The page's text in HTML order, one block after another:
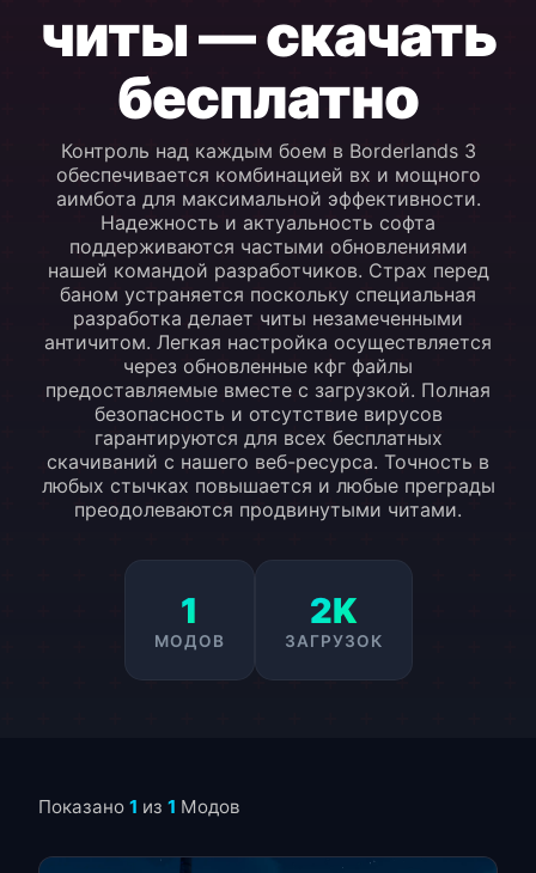
читы — скачать
бесплатно
Контроль над каждым боем в Borderlands 3
обеспечивается комбинацией вх и мощного
аимбота для максимальной эффективности.
Надежность и актуальность софта
поддерживаются частыми обновлениями
нашей командой разработчиков. Страх перед
баном устраняется поскольку специальная
разработка делает читы незамеченными
античитом. Легкая настройка осуществляется
через обновленные кфг файлы
предоставляемые вместе с загрузкой. Полная
безопасность и отсутствие вирусов
гарантируются для всех бесплатных
скачиваний с нашего веб-ресурса. Точность в
любых стычках повышается и любые преграды
преодолеваются продвинутыми читами.
1
МОДОВ
2K
ЗАГРУЗОК
Показано 1 из 1 Модов